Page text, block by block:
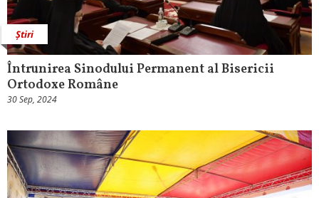
Știri
Întrunirea Sinodului Permanent al Bisericii
Ortodoxe Române
30 Sep, 2024